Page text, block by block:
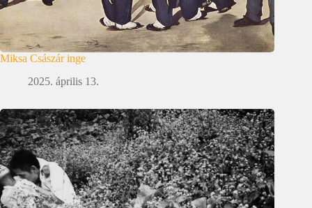
Miksa Császár inge
2025. április 13.